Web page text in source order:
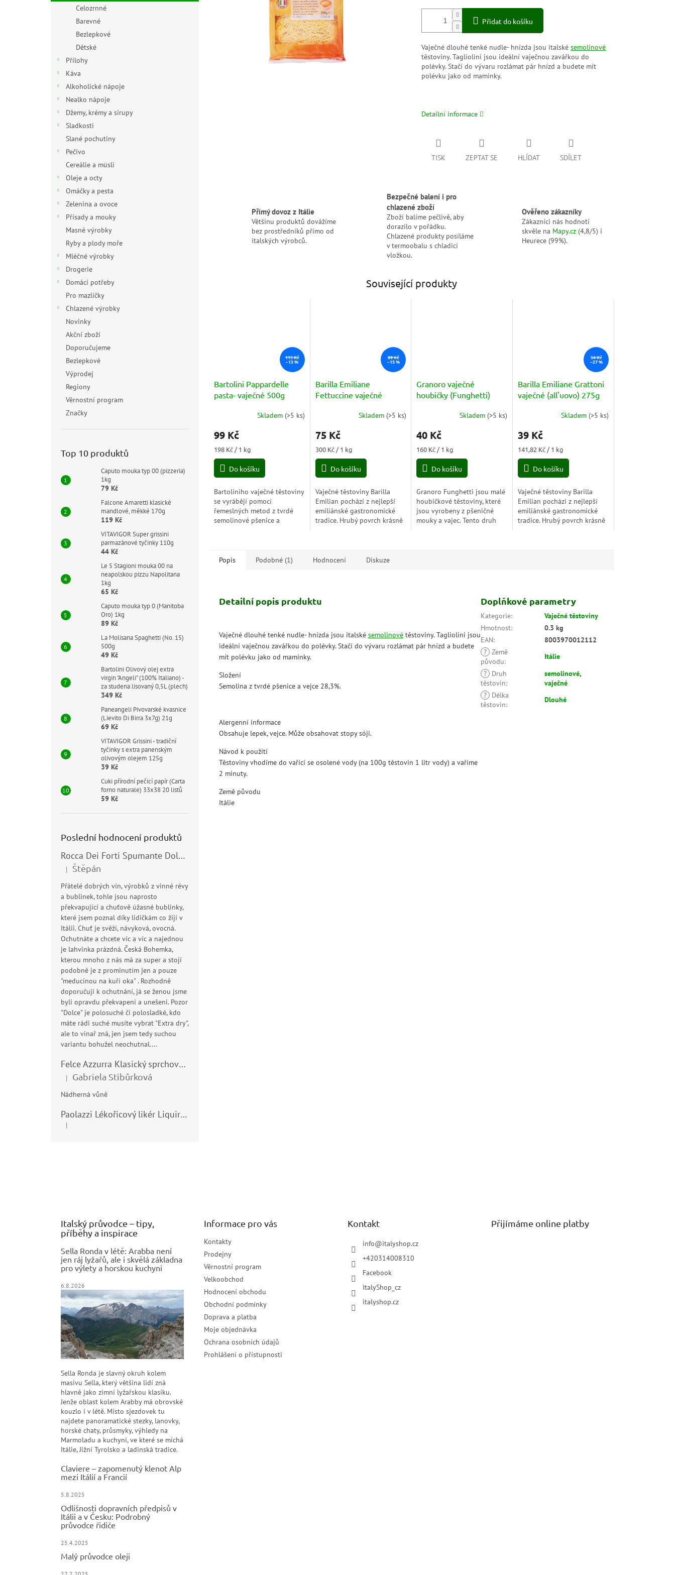
Celozrnné
Barevné
Bezlepkové
Dětské
Přílohy
Káva
Alkoholické nápoje
Nealko nápoje
Džemy, krémy a sirupy
Sladkosti
Slané pochutiny
Pečivo
Cereálie a müsli
Oleje a octy
Omáčky a pesta
Zelenina a ovoce
Přísady a mouky
Masné výrobky
Ryby a plody moře
Mléčné výrobky
Drogerie
Domácí potřeby
Pro mazlíčky
Chlazené výrobky
Novinky
Akční zboží
Doporučujeme
Bezlepkové
Výprodej
Regiony
Věrnostní program
Značky
Top 10 produktů
Caputo mouka typ 00 (pizzeria)
1kg
79 Kč
Falcone Amaretti klasické
mandlové, měkké 170g
119 Kč
VITAVIGOR Super grissini
parmazánové tyčinky 110g
44 Kč
Le 5 Stagioni mouka 00 na
neapolskou pizzu Napolitana
1kg
65 Kč
Caputo mouka typ 0 (Manitoba
Oro) 1kg
89 Kč
La Molisana Spaghetti (No. 15)
500g
49 Kč
Bartolini Olivový olej extra
virgin "Angeli" (100% Italiano) -
za studena lisovaný 0,5L (plech)
349 Kč
Paneangeli Pivovarské kvasnice
(Lievito Di Birra 3x7g) 21g
69 Kč
VITAVIGOR Grissini - tradiční
tyčinky s extra panenským
olivovým olejem 125g
39 Kč
Cuki přírodní pečicí papír (Carta
forno naturale) 33x38 20 listů
59 Kč
Poslední hodnocení produktů
Rocca Dei Forti Spumante Dolce 11,5% 0,75l
Hodnocení produktu je 5 z 5 hvězdiček.
| Štěpán
Přátelé dobrých vín, výrobků z vinné révy
a bublinek, tohle jsou naprosto
překvapující a chuťově úžasné bublinky,
které jsem poznal díky lidičkám co žijí v
Itálii. Chuť je svěží, návyková, ovocná.
Ochutnáte a chcete víc a víc a najednou
je lahvinka prázdná. Česká Bohemka,
kterou mnoho z nás má za super a stojí
podobně je z prominutím jen a pouze
"meducínou na kuří oka" . Rozhodně
doporučuji k ochutnání, já se ženou jsme
byli opravdu překvapeni a unešeni. Pozor
"Dolce" je polosuché či polosladké, kdo
máte rádi suché musíte vybrat "Extra dry",
ale to vinař zná, jen jsem tedy suchou
variantu bohužel neochutnal....
Felce Azzurra Klasický sprchový gel - doccia gel 400ml
Hodnocení produktu je 5 z 5 hvězdiček.
| Gabriela Stibůrková
Nádherná vůně
Paolazzi Lékořicový likér Liquirizia 24% 0,7L
Hodnocení produktu je 5 z 5 hvězdiček.
|
Přidat do košíku
Vaječné dlouhé tenké nudle- hnízda jsou italskésemolinové
těstoviny. Tagliolini jsou ideální vaječnou zavářkou do
polévky. Stačí do vývaru rozlámat pár hnízd a budete mít
polévku jako od maminky.
Detailní informace
TISK ZEPTAT SE HLÍDAT SDÍLET
Přímý dovoz z Itálie
Většinu produktů dovážíme
bez prostředníků přímo od
italských výrobců.
Bezpečné balení i pro
chlazené zboží
Zboží balíme pečlivě, aby
dorazilo v pořádku.
Chlazené produkty posíláme
v termoobalu s chladicí
vložkou.
Ověřeno zákazníky
Zákazníci nás hodnotí
skvěle na Mapy.cz (4,8/5) i
Heurece (99%).
Související produkty
115 Kč
–13 %
Bartolini Pappardelle
pasta- vaječné 500g
produktu
3,7
5
Skladem (>5 ks)
99 Kč
Měrná
cena:
198 Kč / 1 kg
Do košíku
Bartoliniho vaječné těstoviny
se vyrábějí pomocí
řemeslných metod z tvrdé
semolinové pšenice a
89 Kč
–15 %
Barilla Emiliane
Fettuccine vaječné
produktu
5,0
5
Skladem (>5 ks)
75 Kč
Měrná
cena:
300 Kč / 1 kg
Do košíku
Vaječné těstoviny Barilla
Emilian pochází z nejlepší
emiliánské gastronomické
tradice. Hrubý povrch krásně
Granoro vaječné
houbičky (Funghetti)
produktu
5,0
5
Skladem(>5 ks)
40 Kč
Měrná
cena:
160 Kč / 1 kg
Do košíku
Granoro Funghetti jsou malé
houbičkové těstoviny, které
jsou vyrobeny z pšeničné
mouky a vajec. Tento druh
54 Kč
–27 %
Barilla Emiliane Grattoni
vaječné (all'uovo) 275g
Skladem(>5 ks)
39 Kč
Měrná
cena:
141,82 Kč / 1 kg
Do košíku
Vaječné těstoviny Barilla
Emilian pochází z nejlepší
emiliánské gastronomické
tradice. Hrubý povrch krásně
Popis Podobné (1) Hodnocení Diskuze
Detailní popis produktu
Vaječné dlouhé tenké nudle- hnízda jsou italské semolinovétěstoviny. Tagliolini jsou
ideální vaječnou zavářkou do polévky. Stačí do vývaru rozlámat pár hnízd a budete
mít polévku jako od maminky.
Složení
Semolina z tvrdé pšenice a vejce 28,3%.
Alergenní informace
Obsahuje lepek, vejce. Může obsahovat stopy sóji.
Návod k použití
Těstoviny vhodíme do vařící se osolené vody (na 100g těstovin 1 litr vody) a vaříme
2 minuty.
Země původu
Itálie
Doplňkové parametry
Kategorie:
Vaječné těstoviny
Hmotnost:
0.3 kg
EAN:
8003970012112
? Země
původu:
Itálie
?
Druh
těstovin:
semolinové,
vaječné
?
Délka
těstovin:
Dlouhé
Italský průvodce – tipy,
příběhy a inspirace
Sella Ronda v létě: Arabba není
jen ráj lyžařů, ale i skvělá základna
pro výlety a horskou kuchyni
6.8.2026
Sella Ronda je slavný okruh kolem
masivu Sella, který většina lidí zná
hlavně jako zimní lyžařskou klasiku.
Jenže oblast kolem Arabby má obrovské
kouzlo i v létě. Místo sjezdovek tu
najdete panoramatické stezky, lanovky,
horské chaty, průsmyky, výhledy na
Marmoladu a kuchyni, ve které se míchá
Itálie, Jižní Tyrolsko a ladinská tradice.
Claviere – zapomenutý klenot Alp
mezi Itálií a Francií
5.8.2025
Odlišnosti dopravních předpisů v
Itálii a v Česku: Podrobný
průvodce řidiče
25.4.2025
Malý průvodce oleji
Informace pro vás
Kontakty
Prodejny
Věrnostní program
Velkoobchod
Hodnocení obchodu
Obchodní podmínky
Doprava a platba
Moje objednávka
Ochrana osobních údajů
Prohlášení o přístupnosti
Kontakt
info@italyshop.cz
+420314008310
Facebook
ItalyShop_cz
italyshop.cz
Přijímáme online platby